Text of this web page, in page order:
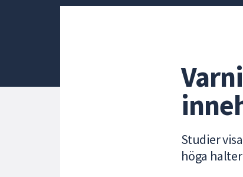
fältet.
att
navigera
mellan
sökförslagen
enter
Studier
höga halter